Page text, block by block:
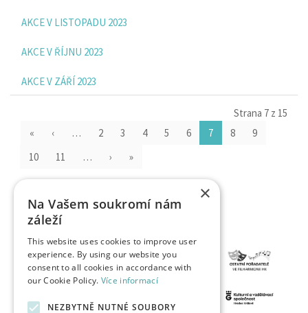
AKCE V LISTOPADU 2023
AKCE V ŘÍJNU 2023
AKCE V ZÁŘÍ 2023
Strana 7 z 15
«
‹ … 2 3 4 5 6 7 8
9
10
11 … › »
×
Na Vašem soukromí nám
záleží
This website uses cookies to improve user
experience. By using our website you
consent to all cookies in accordance with
our Cookie Policy. Více informací
NEZBYTNĚ NUTNÉ SOUBORY